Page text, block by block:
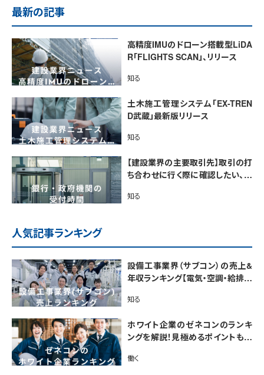
最新の記事
高精度IMUのドローン搭載型LiDA
R「FLIGHTS SCAN」、リリース
知る
土木施工管理システム「EX-TREN
D武蔵」最新版リリース
知る
【建設業界の主要取引先】取引の打
ち合わせに行く際に確認したい、銀
知る
人気記事ランキング
設備工事業界（サブコン）の売上&
年収ランキング【電気・空調・給排水
市場規模も解説
知る
ホワイト企業のゼネコンのランキ
ングを解説！見極めるポイントも紹
働く